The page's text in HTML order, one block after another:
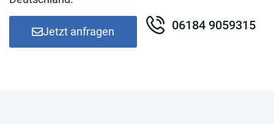
Jetzt anfragen 06184 9059315